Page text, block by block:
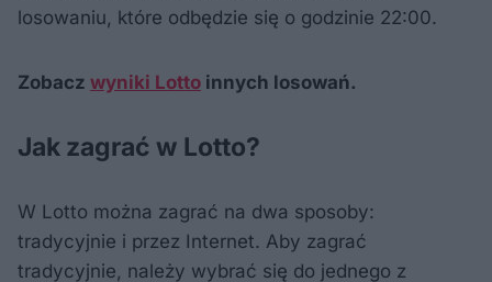
losowaniu, które odbędzie się o godzinie 22:00.
Zobacz wyniki Lotto innych losowań.
Jak zagrać w Lotto?
W Lotto można zagrać na dwa sposoby:
tradycyjnie i przez Internet. Aby zagrać
tradycyjnie, należy wybrać się do jednego z